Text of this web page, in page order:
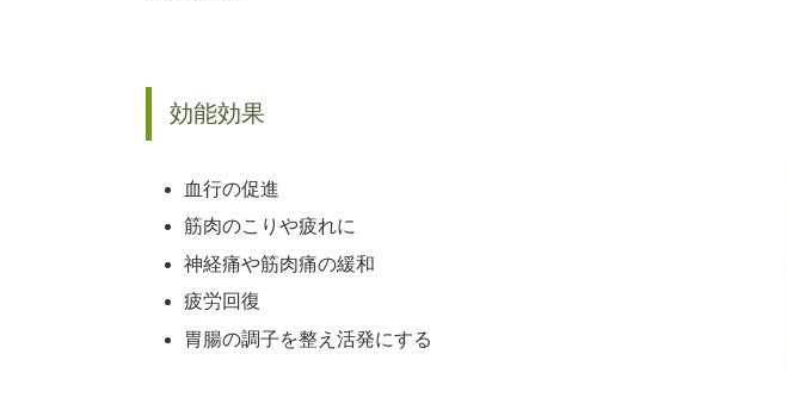
効能効果
血行の促進
筋肉のこりや疲れに
神経痛や筋肉痛の緩和
疲労回復
胃腸の調子を整え活発にする